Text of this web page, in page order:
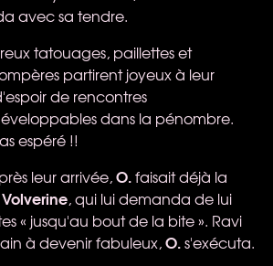
avec sa tendre.
tatouages, paillettes et
partirent joyeux à leur
de rencontres
dans la pénombre.
espéré !!
leur arrivée,O.faisait déjà la
Volverine, qui lui demanda de lui
« jusqu'au bout de la bite ». Ravi
à devenir fabuleux,O.s'exécuta.